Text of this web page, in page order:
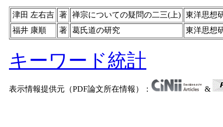
津田 左右吉 著 禅宗についての疑問の二三(上) 東洋思想
福井 康順
著 葛氏道の研究 東洋思想
キーワード統計
表示情報提供元（PDF論文所在情報）： &